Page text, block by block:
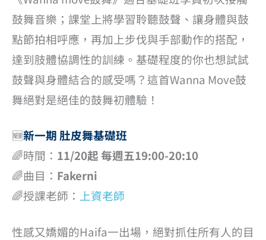
鼓舞音樂；課堂上將學習聆聽鼓聲、讓身體與鼓
點節拍相呼應，再加上步伐與手部動作的搭配，
達到肢體協調性的訓練。基礎程度的你也想試試
鼓聲與身體結合的感受嗎？這首Wanna Move鼓
舞絕對是絕佳的鼓舞初體驗！
🆕新一期 肚皮舞基礎班
🌈時間： 11/20起 每週五19:00-20:10
🌈曲目： Fakerni
🌈授課老師： 上資老師
性感又嬌媚的Haifa一出場，絕對抓住所有人的目